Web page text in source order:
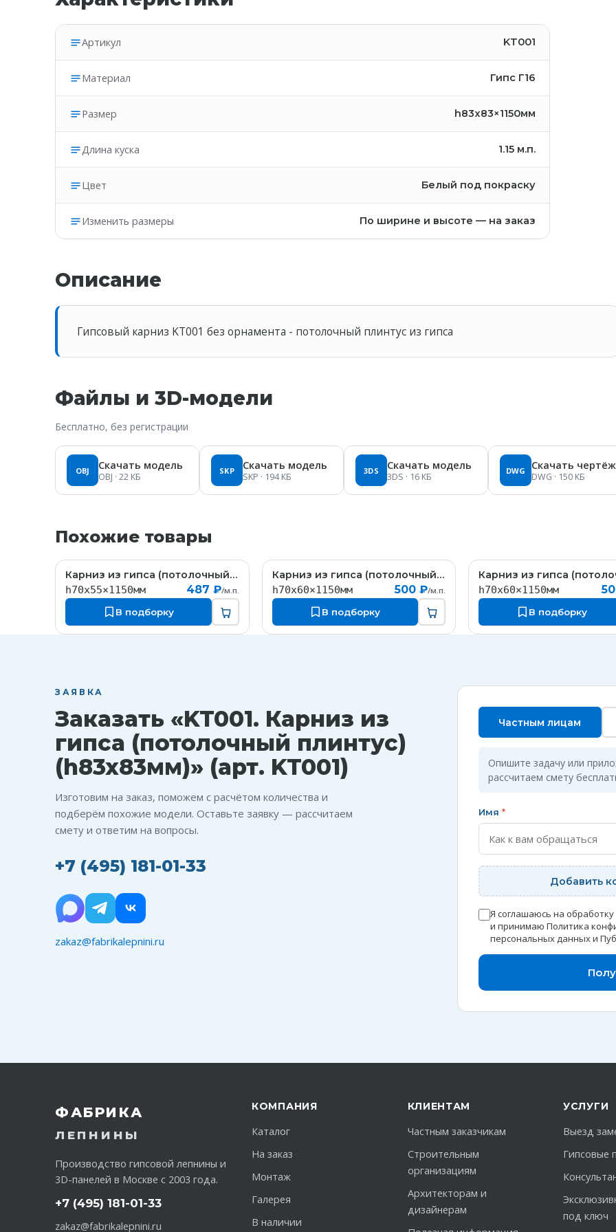
Артикул KT001
Материал Гипс Г16
Размер h83x83×1150мм
Длина куска 1.15 м.п.
Цвет Белый под покраску
Изменить размеры По ширине и высоте — на заказ
Описание
Гипсовый карниз KT001 без орнамента - потолочный плинтус из гипса
Файлы и 3D-модели
Бесплатно, без регистрации
OBJ Скачать модель
OBJ · 22 КБ
SKP Скачать модель
SKP · 194 КБ
3DS Скачать модель
3DS · 16 КБ
DWG Скачать чертёж
DWG · 150 КБ
Похожие товары
KT058Карниз из гипса (потолочный плинтус) (h70x55мм)
h70x55×1150мм
487 ₽/м.п.
В подборку
КT323Карниз из гипса (потолочный плинтус) (h70x60мм)
h70x60×1150мм
500 ₽/м.п.
В подборку
h70x60×1150мм
В подборку
ЗАЯВКА
Заказать «KT001. Карниз из
гипса (потолочный плинтус)
(h83x83мм)» (арт. KT001)
Изготовим на заказ, поможем с расчётом количества и
подберём похожие модели. Оставьте заявку — рассчитаем
смету и ответим на вопросы.
+7 (495) 181-01-33
zakaz@fabrikalepnini.ru
Частным лицам
Опишите задачу или
рассчитаем смету
Имя *
Добавить
Я соглашаюсь на
и принимаю Политика
персональных данныхи
ФАБРИКА
ЛЕПНИНЫ
Производство гипсовой лепнины и
3D-панелей в Москве с 2003 года.
+7 (495) 181-01-33
zakaz@fabrikalepnini.ru
КОМПАНИЯ
Каталог
На заказ
Монтаж
Галерея
В наличии
КЛИЕНТАМ
Частным заказчикам
Строительным
организациям
Архитекторам и
дизайнерам
УСЛУГИ
Выезд
Гипсовые
под ключ